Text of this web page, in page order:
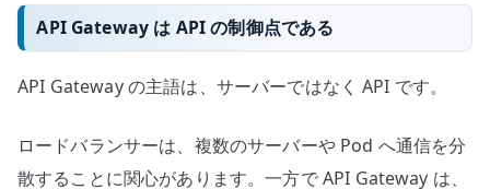
API Gateway は API の制御点である
API Gateway の主語は、サーバーではなく API です。
ロードバランサーは、複数のサーバーや Pod へ通信を分
散することに関心があります。一方で API Gateway は、